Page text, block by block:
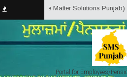
(Service Matter Solutions Punjab)
Portal for Employees/